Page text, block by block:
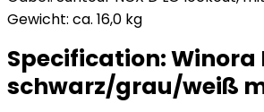
Gewicht: ca. 16,0 kg
Specification:Winora
schwarz/grau/weiß